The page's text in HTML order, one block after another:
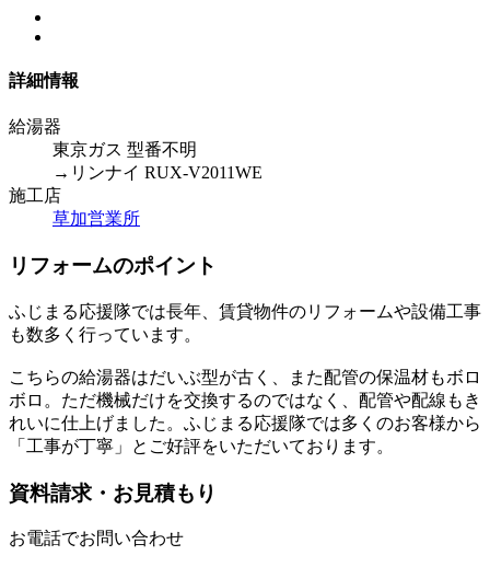
詳細情報
給湯器
東京ガス 型番不明
→リンナイ RUX-V2011WE
施工店
草加営業所
リフォームのポイント
ふじまる応援隊では長年、賃貸物件のリフォームや設備工事
も数多く行っています。
こちらの給湯器はだいぶ型が古く、また配管の保温材もボロ
ボロ。ただ機械だけを交換するのではなく、配管や配線もき
れいに仕上げました。ふじまる応援隊では多くのお客様から
「工事が丁寧」とご好評をいただいております。
資料請求・お見積もり
お電話でお問い合わせ